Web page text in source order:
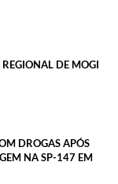
DE MOGI
DROGAS APÓS
NA SP-147 EM